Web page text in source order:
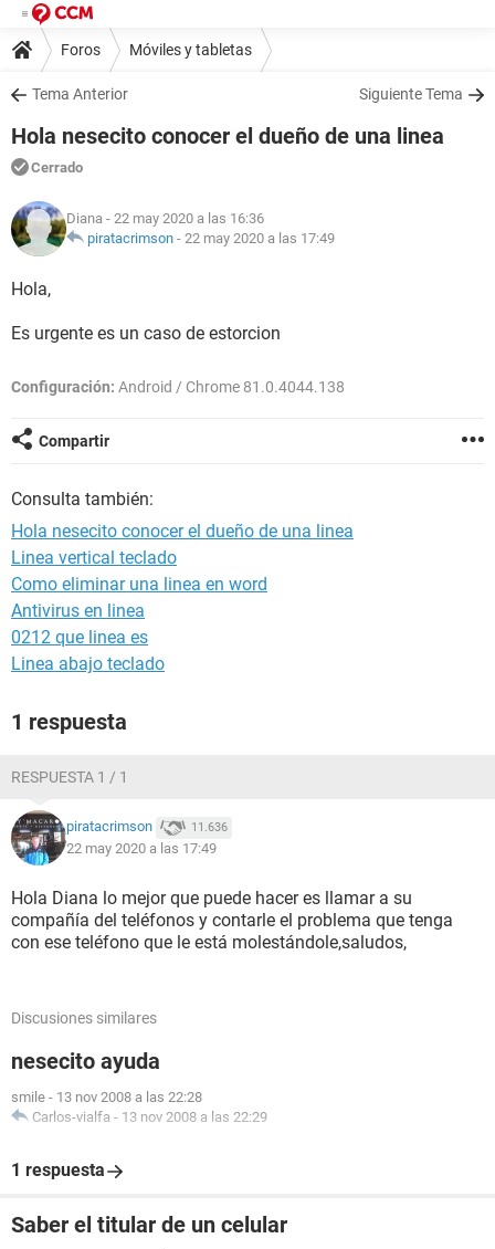
Foros Móviles y tabletas
Tema Anterior Siguiente Tema
Hola nesecito conocer el dueño de una linea
Cerrado
Diana - 22 may 2020 a las 16:36
piratacrimson - 22 may 2020 a las 17:49
Hola,
Es urgente es un caso de estorcion
Configuración: Android / Chrome 81.0.4044.138
Compartir
Consulta también:
Hola nesecito conocer el dueño de una linea
Linea vertical teclado
Como eliminar una linea en word
Antivirus en linea
0212 que linea es
Linea abajo teclado
1 respuesta
RESPUESTA 1 / 1
piratacrimson 11.636
22 may 2020 a las 17:49
Hola Diana lo mejor que puede hacer es llamar a su
compañía del teléfonos y contarle el problema que tenga
con ese teléfono que le está molestándole,saludos,
Discusiones similares
nesecito ayuda
smile - 13 nov 2008 a las 22:28
Carlos-vialfa - 13 nov 2008 a las 22:29
1 respuesta
Saber el titular de un celular